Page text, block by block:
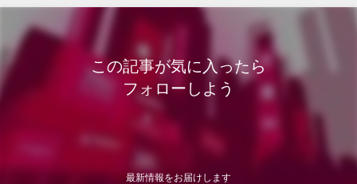
この記事が気に入ったら
フォローしよう
最新情報をお届けします